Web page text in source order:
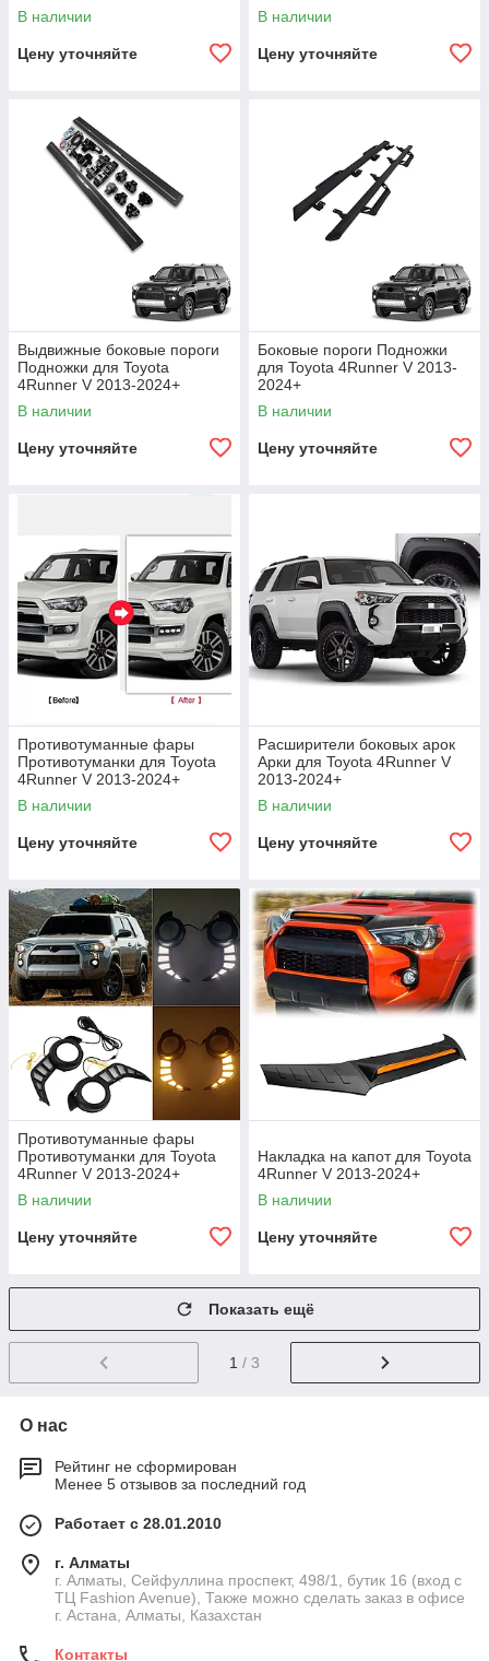
В наличии
Цену уточняйте
В наличии
Цену уточняйте
Выдвижные боковые пороги
Подножки для Toyota
4Runner V 2013-2024+
В наличии
Цену уточняйте
Боковые пороги Подножки
для Toyota 4Runner V 2013-
2024+
В наличии
Цену уточняйте
Противотуманные фары
Противотуманки для Toyota
4Runner V 2013-2024+
В наличии
Цену уточняйте
Расширители боковых арок
Арки для Toyota 4Runner V
2013-2024+
В наличии
Цену уточняйте
Противотуманные фары
Противотуманки для Toyota
4Runner V 2013-2024+
В наличии
Цену уточняйте
Накладка на капот для Toyota
4Runner V 2013-2024+
В наличии
Цену уточняйте
Показать ещё
1 / 3
О нас
Рейтинг не сформирован
Менее 5 отзывов за последний год
Работает с 28.01.2010
г. Алматы
г. Алматы, Сейфуллина проспект, 498/1, бутик 16 (вход с
ТЦ Fashion Avenue), Также можно сделать заказ в офисе
г. Астана, Алматы, Казахстан
Контакты